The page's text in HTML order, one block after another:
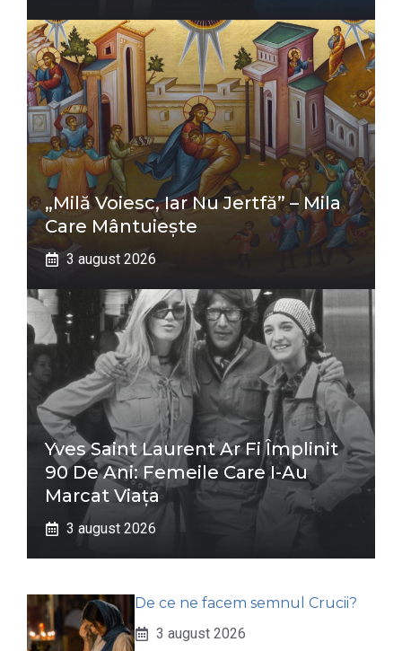
„Milă Voiesc, Iar Nu Jertfă” – Mila
Care Mântuiește
3 august 2026
Yves Saint Laurent Ar Fi Împlinit
90 De Ani: Femeile Care I-Au
Marcat Viața
3 august 2026
De ce ne facem semnul Crucii?
3 august 2026